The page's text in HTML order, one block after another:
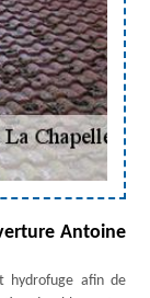
Antoine
hydrofuge afin de